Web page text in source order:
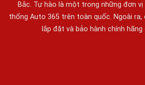
Bắc. Tự hào là một trong những đơn
thống Auto 365 trên toàn quốc. Ngoài
lắp đặt và bảo hành chính hãng